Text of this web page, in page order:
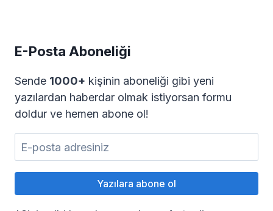
E-Posta Aboneliği
Sende 1000+ kişinin aboneliği gibi yeni
yazılardan haberdar olmak istiyorsan formu
doldur ve hemen abone ol!